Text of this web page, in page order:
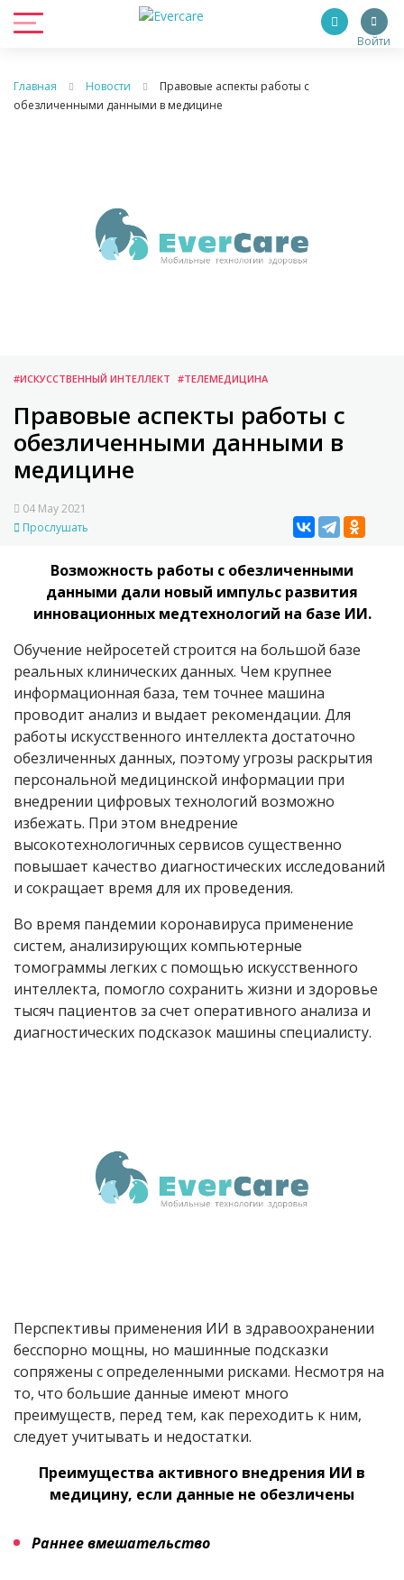
Войти
Главная Новости
Правовые аспекты работы с
обезличенными данными в медицине
#ИСКУССТВЕННЫЙ ИНТЕЛЛЕКТ #ТЕЛЕМЕДИЦИНА
Правовые аспекты работы с
обезличенными данными в
медицине
04 May 2021
Прослушать
Возможность работы с обезличенными
данными дали новый импульс развития
инновационных медтехнологий на базе ИИ.
Обучение нейросетей строится на большой базе
реальных клинических данных. Чем крупнее
информационная база, тем точнее машина
проводит анализ и выдает рекомендации. Для
работы искусственного интеллекта достаточно
обезличенных данных, поэтому угрозы раскрытия
персональной медицинской информации при
внедрении цифровых технологий возможно
избежать. При этом внедрение
высокотехнологичных сервисов существенно
повышает качество диагностических исследований
и сокращает время для их проведения.
Во время пандемии коронавируса применение
систем, анализирующих компьютерные
томограммы легких с помощью искусственного
интеллекта, помогло сохранить жизни и здоровье
тысяч пациентов за счет оперативного анализа и
диагностических подсказок машины специалисту.
Перспективы применения ИИ в здравоохранении
бесспорно мощны, но машинные подсказки
сопряжены с определенными рисками. Несмотря на
то, что большие данные имеют много
преимуществ, перед тем, как переходить к ним,
следует учитывать и недостатки.
Преимущества активного внедрения ИИ в
медицину, если данные не обезличены
Раннее вмешательство